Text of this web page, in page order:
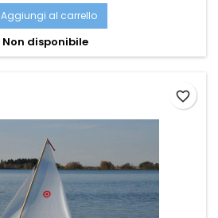
Aggiungi al carrello
Non disponibile
favorite_border